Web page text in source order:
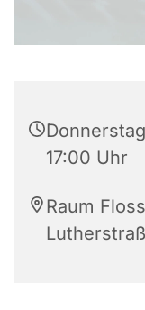
17:00 Uhr
Raum